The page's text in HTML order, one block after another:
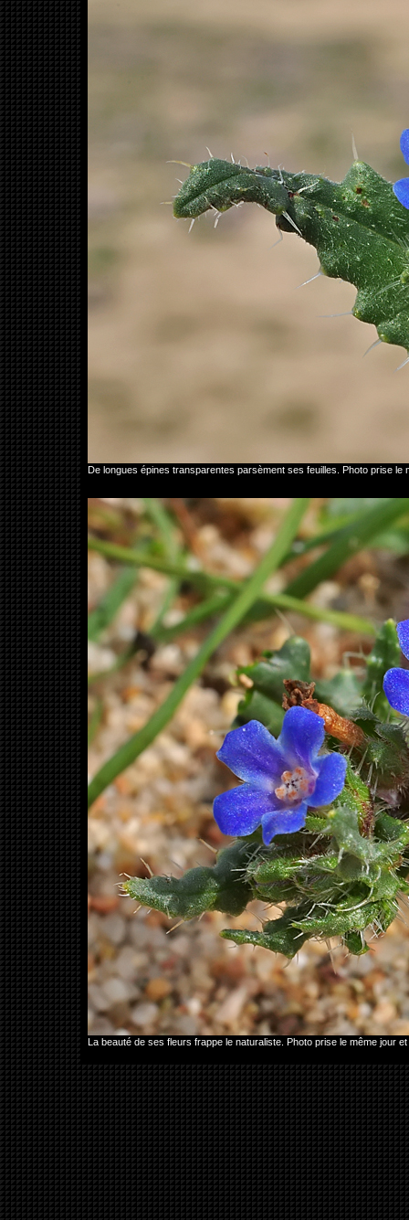
De longues épines transparentes parsèment ses feuilles. Photo prise
La beauté de ses fleurs frappe le naturaliste. Photo prise le même jour